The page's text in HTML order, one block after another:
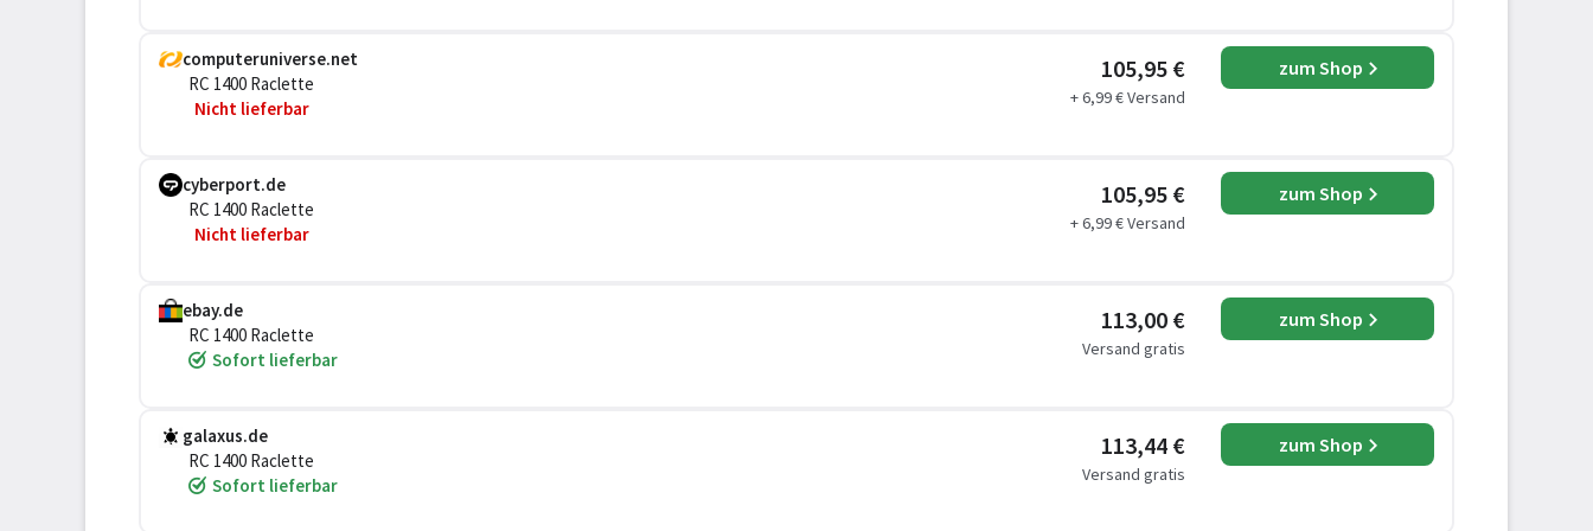
computeruniverse.net
RC 1400 Raclette
Nicht lieferbar
105,95 €
+ 6,99 € Versand
zum Shop
cyberport.de
RC 1400 Raclette
Nicht lieferbar
105,95 €
+ 6,99 € Versand
zum Shop
ebay.de
RC 1400 Raclette
Sofort lieferbar
113,00 €
Versand gratis
zum Shop
galaxus.de
RC 1400 Raclette
Sofort lieferbar
113,44 €
Versand gratis
zum Shop